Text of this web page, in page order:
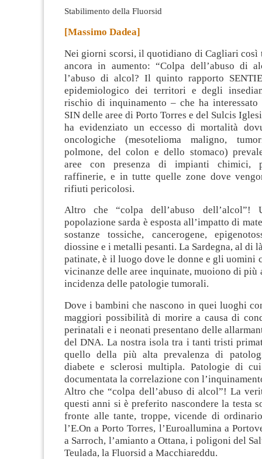
Stabilimento della Fluorsid
[Massimo Dadea]
Nei giorni scorsi, il quotidiano di Cagliari così
ancora in aumento: “Colpa dell’abuso di
l’abuso di alcol? Il quinto rapporto
epidemiologico dei territori e degli
rischio di inquinamento – che ha
SIN delle aree di Porto Torres e del Sulcis
ha evidenziato un eccesso di mortalità
oncologiche (mesotelioma maligno,
polmone, del colon e dello stomaco)
aree con presenza di impianti chimici,
raffinerie, e in tutte quelle zone dove
rifiuti pericolosi.
Altro che “colpa dell’abuso dell’alcol”!
popolazione sarda è esposta all’impatto di
sostanze tossiche, cancerogene,
diossine e i metalli pesanti. La Sardegna, al di
patinate, è il luogo dove le donne e gli uomini
vicinanze delle aree inquinate, muoiono di più
incidenza delle patologie tumorali.
Dove i bambini che nascono in quei luoghi
maggiori possibilità di morire a causa di
perinatali e i neonati presentano delle
del DNA. La nostra isola tra i tanti tristi
quello della più alta prevalenza di
diabete e sclerosi multipla. Patologie di
documentata la correlazione con
Altro che “colpa dell’abuso di alcol”! La
questi anni si è preferito nascondere la testa
fronte alle tante, troppe, vicende di
l’E.On a Porto Torres, l’Euroallumina a
a Sarroch, l’amianto a Ottana, i poligoni del
Teulada, la Fluorsid a Macchiareddu.